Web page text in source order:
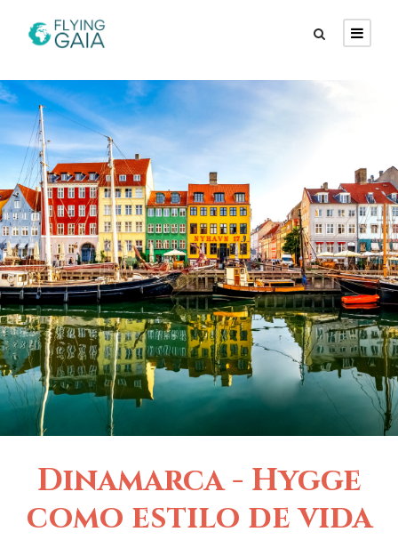
Dinamarca - Hygge
como estilo de vida